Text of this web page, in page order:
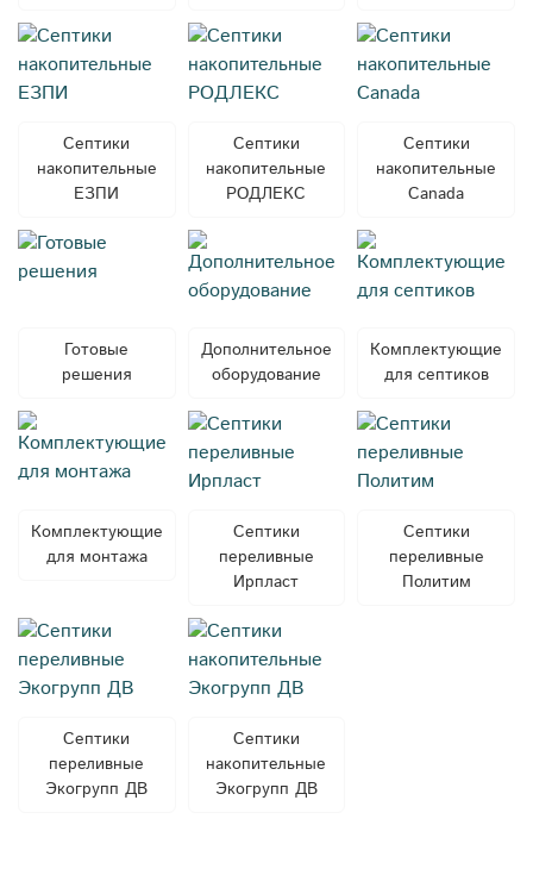
Септики
накопительные
ЕЗПИ
Септики
накопительные
РОДЛЕКС
Септики
накопительные
Canada
Готовые
решения
Дополнительное
оборудование
Комплектующие
для септиков
Комплектующие
для монтажа
Септики
переливные
Ирпласт
Септики
переливные
Политим
Септики
переливные
Экогрупп ДВ
Септики
накопительные
Экогрупп ДВ